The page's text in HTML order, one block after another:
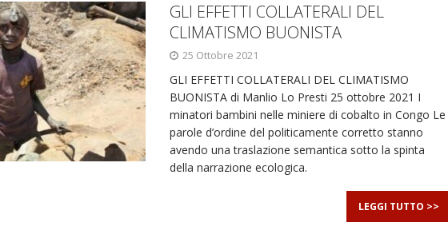
GLI EFFETTI COLLATERALI DEL
CLIMATISMO BUONISTA
25 Ottobre 2021
GLI EFFETTI COLLATERALI DEL CLIMATISMO
BUONISTA di Manlio Lo Presti 25 ottobre 2021 I
minatori bambini nelle miniere di cobalto in Congo Le
parole d’ordine del politicamente corretto stanno
avendo una traslazione semantica sotto la spinta
della narrazione ecologica.
LEGGI TUTTO >>